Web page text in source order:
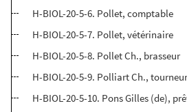
H-BIOL-20-5-6. Pollet, comptable
H-BIOL-20-5-7. Pollet, vétérinaire
H-BIOL-20-5-8. Pollet Ch., brasseur
H-BIOL-20-5-9. Polliart Ch.,
H-BIOL-20-5-10. Pons Gilles (de),